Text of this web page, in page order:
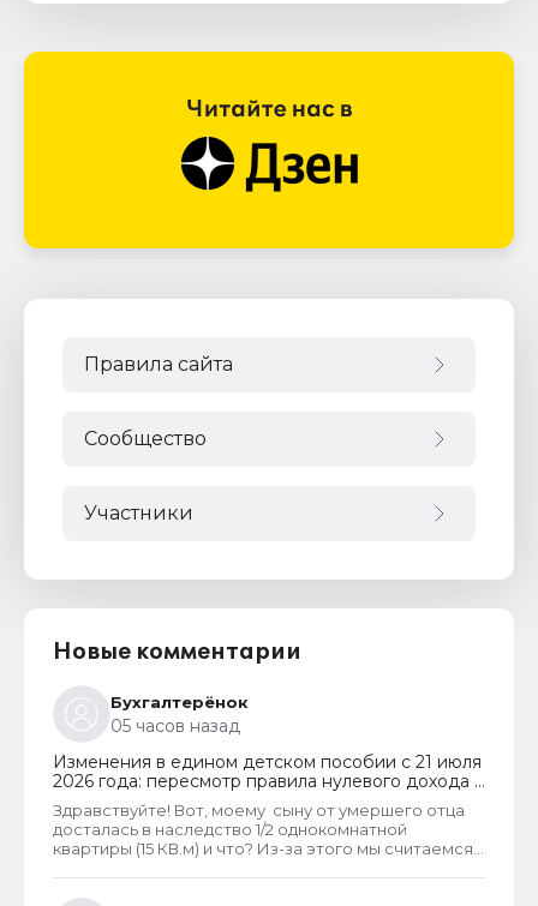
Правила сайта
Сообщество
Участники
Новые комментарии
Бухгалтерёнок
05 часов назад
Изменения в едином детском пособии с 21 июля
2026 года: пересмотр правила нулевого дохода и
новый порядок оформления пособий по месту
пребывания
Здравствуйте! Вот, моему сыну от умершего отца
досталась в наследство 1/2 однокомнатной
квартиры (15 КВ.м) и что? Из-за этого мы считаемся